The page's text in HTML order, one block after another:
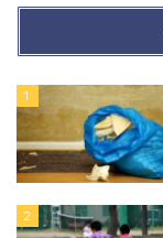
1
2